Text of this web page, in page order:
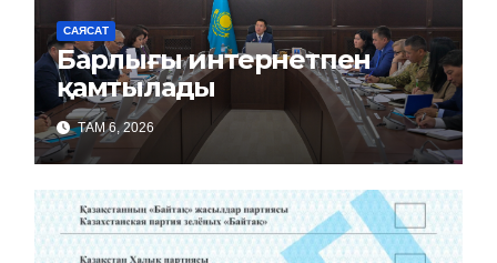
САЯСАТ
Барлығы интернетпен
қамтылады
ТАМ 6, 2026